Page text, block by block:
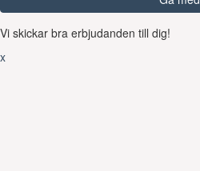
Vi skickar bra erbjudanden till dig!
x